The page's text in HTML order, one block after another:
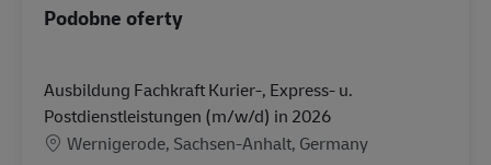
Podobne oferty
Ausbildung Fachkraft Kurier-, Express- u.
Postdienstleistungen (m/w/d) in 2026
Lokalizacja
Wernigerode, Sachsen-Anhalt, Germany